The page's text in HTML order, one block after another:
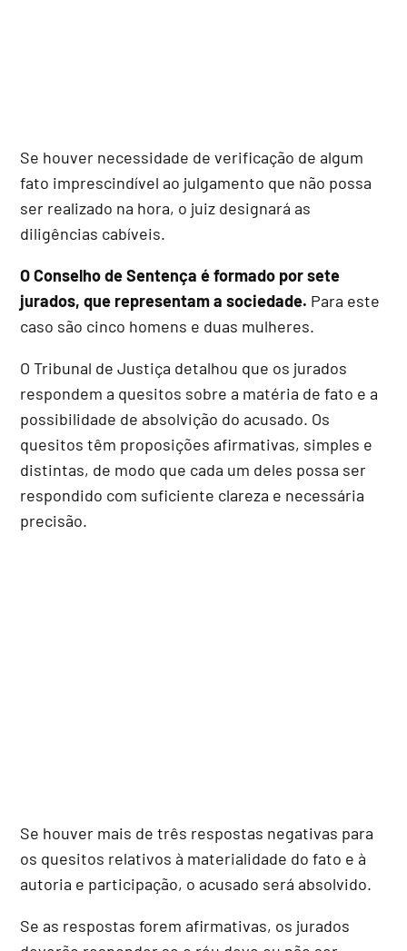
Se houver necessidade de verificação de algum
fato imprescindível ao julgamento que não possa
ser realizado na hora, o juiz designará as
diligências cabíveis.
O Conselho de Sentença é formado por sete
jurados, que representam a sociedade. Para este
caso são cinco homens e duas mulheres.
O Tribunal de Justiça detalhou que os jurados
respondem a quesitos sobre a matéria de fato e a
possibilidade de absolvição do acusado. Os
quesitos têm proposições afirmativas, simples e
distintas, de modo que cada um deles possa ser
respondido com suficiente clareza e necessária
precisão.
Se houver mais de três respostas negativas para
os quesitos relativos à materialidade do fato e à
autoria e participação, o acusado será absolvido.
Se as respostas forem afirmativas, os jurados